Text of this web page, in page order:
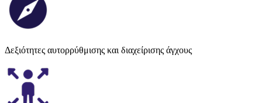
Δεξιότητες αυτορρύθμισης και διαχείρισης άγχους